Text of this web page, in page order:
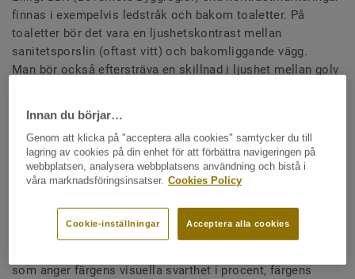
finnas i exempelvis ledstråk och bakom toaletter. På
toaletter bör det vara en ljushetskontrast mellan
sanitetsporslin (oftast vitt) och bakomliggande vägg.
Man bör också eftersträva en skillnad i ljushet mellan golv
kontrastfärger i väggvinklar.
Om NCS-ljushet
som anger färgens visuella svarthet i procent, färgens
Innan du börjar…
Genom att klicka på "acceptera alla cookies" samtycker du till
lagring av cookies på din enhet för att förbättra navigeringen på
webbplatsen, analysera webbplatsens användning och bistå i
våra marknadsföringsinsatser. Cookies Policy
Acceptera alla cookies
Cookie-inställningar